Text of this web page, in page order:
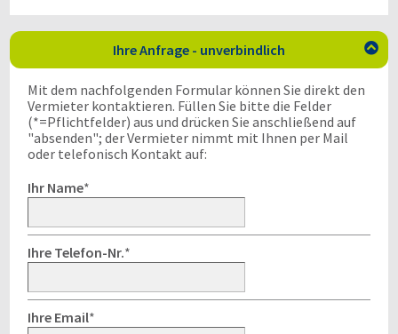
Ihre Anfrage - unverbindlich 
Mit dem nachfolgenden Formular können Sie direkt den
Vermieter kontaktieren. Füllen Sie bitte die Felder
(*=Pflichtfelder) aus und drücken Sie anschließend auf
"absenden"; der Vermieter nimmt mit Ihnen per Mail
oder telefonisch Kontakt auf:
Ihr Name*
Ihre Telefon-Nr.*
Ihre Email*